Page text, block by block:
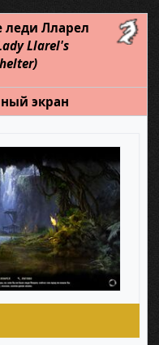
Лларел
Llarel's
экран